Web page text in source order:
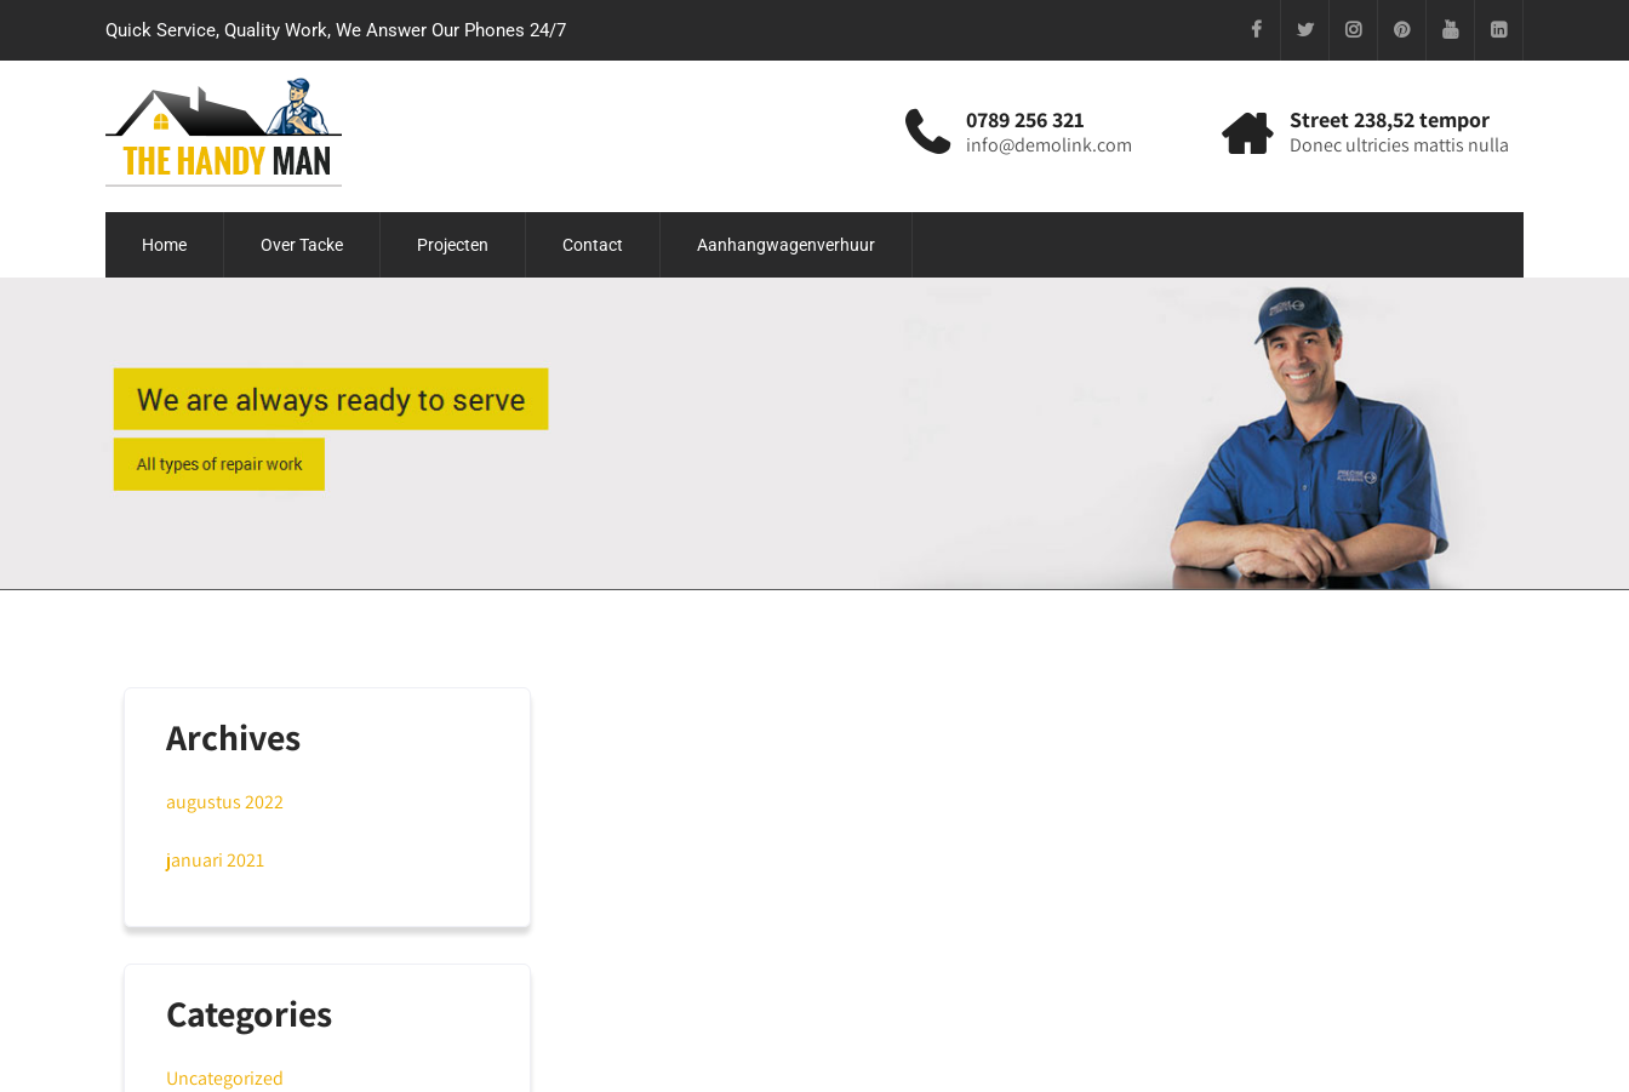
Quick Service, Quality Work, We Answer Our Phones 24/7
0789 256 321
info@demolink.com
Street 238,52 tempor
Donec ultricies mattis nulla
Home Over Tacke Projecten Contact Aanhangwagenverhuur
Archives
augustus 2022
januari 2021
Categories
Uncategorized